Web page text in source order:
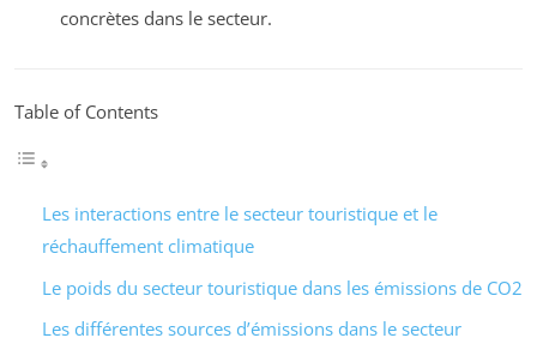
concrètes dans le secteur.
Table of Contents
Les interactions entre le secteur touristique et le
réchauffement climatique
Le poids du secteur touristique dans les émissions de CO2
Les différentes sources d’émissions dans le secteur